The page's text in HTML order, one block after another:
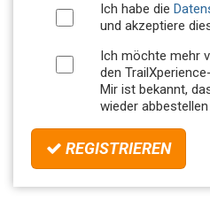
Ich habe die
und akzeptiere
Ich möchte mehr
den
Mir ist bekannt,
wieder abbestellen
REGISTRIEREN
Workshop |
FLOW über